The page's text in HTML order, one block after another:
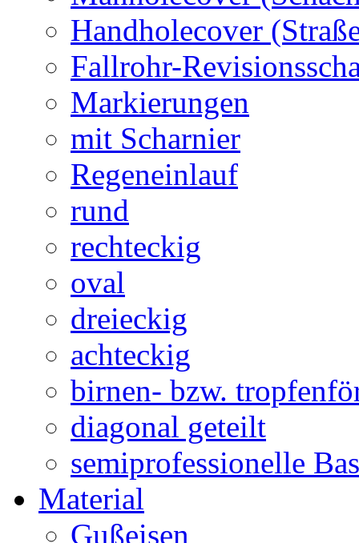
Handholecover
Fallrohr-
Markierungen
mit Scharnier
Regeneinlauf
rund
rechteckig
oval
dreieckig
achteckig
birnen- bzw.
diagonal geteilt
semiprofessionelle
Material
Gußeisen